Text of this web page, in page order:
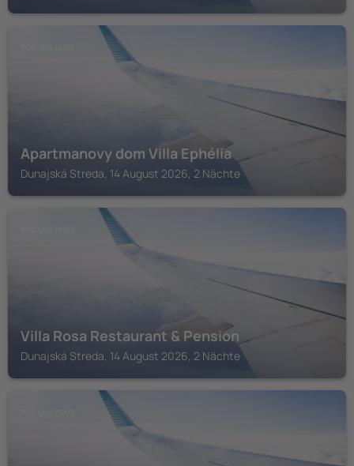
Apartmanovy dom Villa Ephélia
Dunajská Streda, 14 August 2026, 2 Nächte
Villa Rosa Restaurant & Pension
Dunajská Streda, 14 August 2026, 2 Nächte